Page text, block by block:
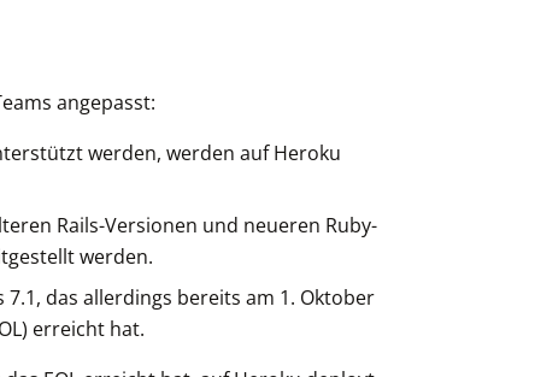
angepasst:
werden, werden auf Heroku
Rails-Versionen und neueren Ruby-
werden.
das allerdings bereits am 1. Oktober
erreicht hat.